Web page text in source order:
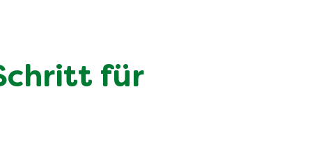
für